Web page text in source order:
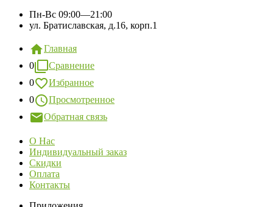
Пн-Вс 09:00—21:00
ул. Братиславская, д.16, корп.1
Главная
0
Сравнение
0
Избранное
0
Просмотренное
Обратная связь
О Нас
Индивидуальный заказ
Скидки
Оплата
Контакты